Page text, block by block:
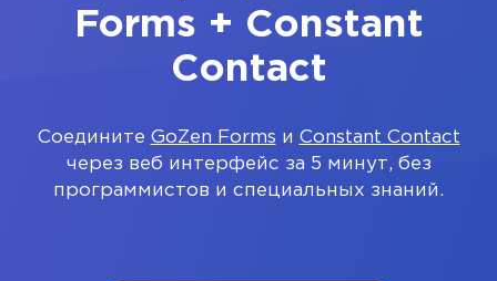
Forms + Constant
Contact
Соедините GoZen Forms и Constant Contact
через веб интерфейс за 5 минут, без
программистов и специальных знаний.